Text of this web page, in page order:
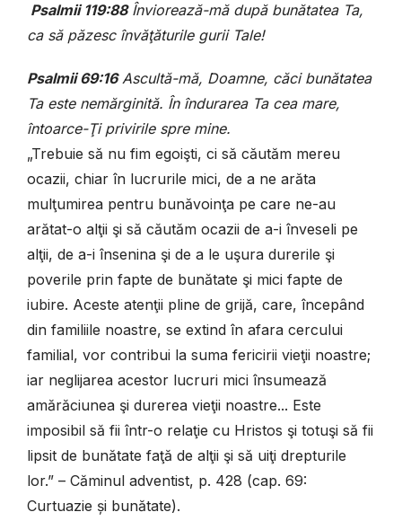
Psalmii 119:88Înviorează-mă după bunătatea Ta,
ca să păzesc învăţăturile gurii Tale!
Psalmii 69:16Ascultă-mă, Doamne, căci bunătatea
Ta este nemărginită. În îndurarea Ta cea mare,
întoarce-Ţi privirile spre mine.
„Trebuie să nu fim egoişti, ci să căutăm mereu
ocazii, chiar în lucrurile mici, de a ne arăta
mulţumirea pentru bunăvoinţa pe care ne-au
arătat-o alţii şi să căutăm ocazii de a-i înveseli pe
alţii, de a-i însenina şi de a le uşura durerile şi
poverile prin fapte de bunătate şi mici fapte de
iubire. Aceste atenţii pline de grijă, care, începând
din familiile noastre, se extind în afara cercului
familial, vor contribui la suma fericirii vieţii noastre;
iar neglijarea acestor lucruri mici însumează
amărăciunea şi durerea vieţii noastre... Este
imposibil să fii într-o relaţie cu Hristos şi totuşi să fii
lipsit de bunătate faţă de alţii şi să uiţi drepturile
lor.” – Căminul adventist, p. 428 (cap. 69:
Curtuazie și bunătate).